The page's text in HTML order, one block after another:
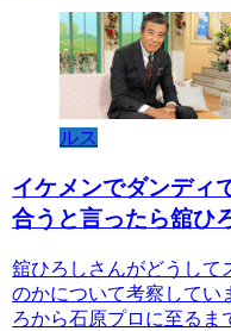
ルス
イケメンでダンディ
合うと言ったら舘ひ
舘ひろしさんがどうして
のかについて考察してい
ろから石原プロに至るま